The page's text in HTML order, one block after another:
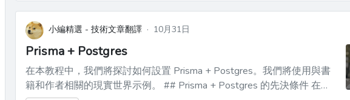
小編精選 - 技術文章翻譯 · 10月31日
Prisma + Postgres
在本教程中，我們將探討如何設置 Prisma + Postgres。我們將使用與書
籍和作者相關的現實世界示例。 ## Prisma + Postgres 的先決條件 在開